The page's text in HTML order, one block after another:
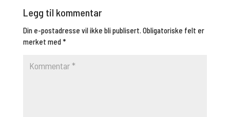
Legg til kommentar
Din e-postadresse vil ikke bli publisert. Obligatoriske felt er
merket med*